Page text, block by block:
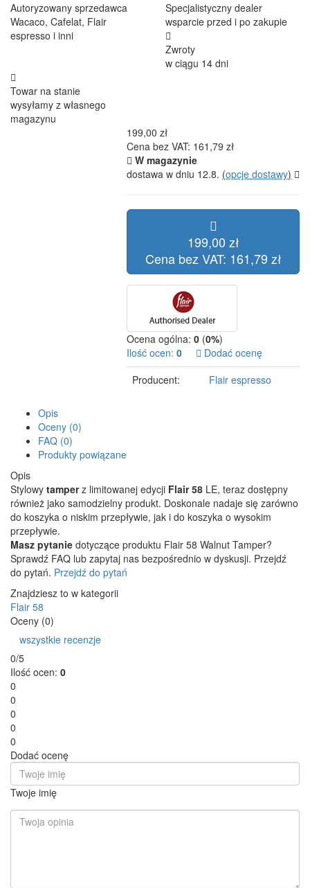
Autoryzowany sprzedawca
Wacaco, Cafelat, Flair
espresso i inni
Specjalistyczny dealer
wsparcie przed i po zakupie
Zwroty
w ciągu 14 dni
Towar na stanie
wysyłamy z własnego
magazynu
199,00 zł
Cena bez VAT: 161,79 zł
W magazynie
dostawa w dniu 12.8. (opcje dostawy)
199,00 zł
Cena bez VAT: 161,79 zł
Ocena ogólna: 0 (0%)
Ilość ocen: 0
Dodać ocenę
Producent:
Flair espresso
Opis
Oceny (0)
FAQ (0)
Produkty powiązane
Opis
Stylowy tamperz limitowanej edycji Flair 58 LE, teraz dostępny
również jako samodzielny produkt. Doskonale nadaje się zarówno
do koszyka o niskim przepływie, jak i do koszyka o wysokim
przepływie.
Masz pytanie dotyczące produktu Flair 58 Walnut Tamper?
Sprawdź FAQ lub zapytaj nas bezpośrednio w dyskusji. Przejdź
do pytań. Przejdź do pytań
Znajdziesz to w kategorii
Flair 58
Oceny (0)
wszystkie recenzje
0/5
Ilość ocen: 0
0
0
0
0
0
Dodać ocenę
Twoje imię